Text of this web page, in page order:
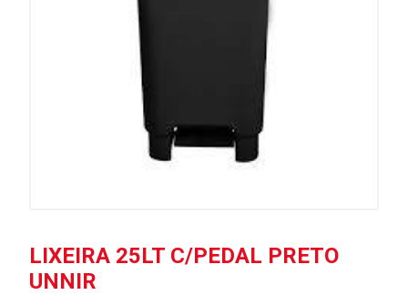
LIXEIRA 25LT C/PEDAL PRETO
UNNIR